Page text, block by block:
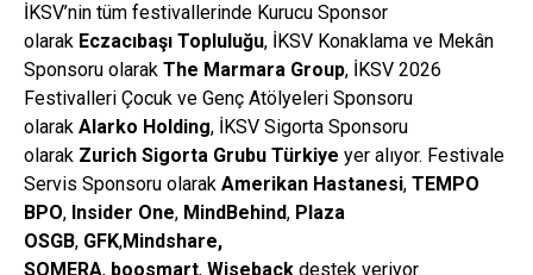
İKSV’nin tüm festivallerinde Kurucu Sponsor
olarak Eczacıbaşı Topluluğu, İKSV Konaklama ve Mekân
Sponsoru olarak The Marmara Group, İKSV 2026
Festivalleri Çocuk ve Genç Atölyeleri Sponsoru
olarak Alarko Holding, İKSV Sigorta Sponsoru
olarak Zurich Sigorta Grubu Türkiye yer alıyor. Festivale
Servis Sponsoru olarak Amerikan Hastanesi, TEMPO
BPO, Insider One, MindBehind, Plaza
OSGB, GFK,Mindshare,
SOMERA, boosmart, Wiseback destek veriyor.